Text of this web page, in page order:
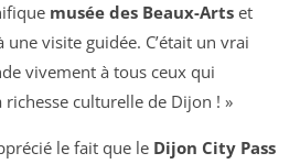
musée des Beaux-Arts et
visite guidée. C’était un vrai
vivement à tous ceux qui
culturelle de Dijon ! »
le fait que le Dijon City Pass